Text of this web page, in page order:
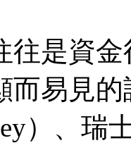
往是資
而易見
）、